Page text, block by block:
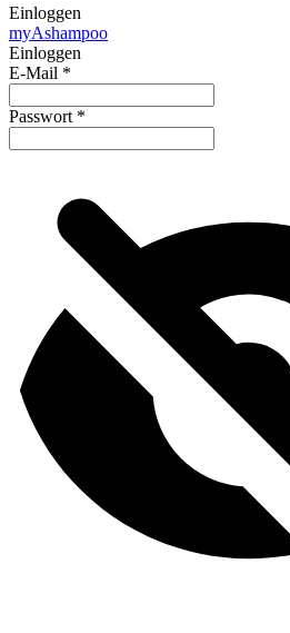
Einloggen
myAshampoo
Einloggen
E-Mail *
Passwort *